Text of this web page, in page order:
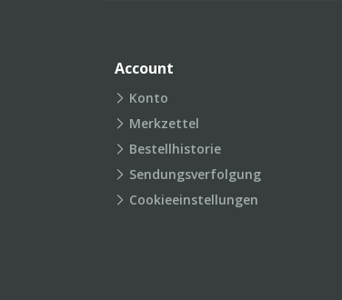
Account
Konto
Merkzettel
Bestellhistorie
Sendungsverfolgung
Cookieeinstellungen